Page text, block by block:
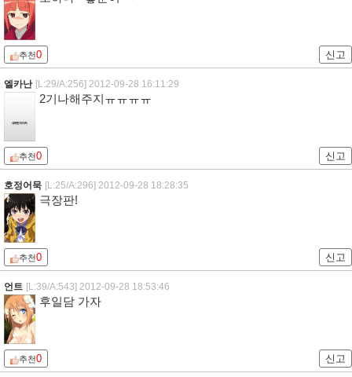
추천0 신고
엘카난 [L:29/A:256] 2012-09-28 16:11:29
2기나해주지ㅠㅠㅠㅠ
추천0 신고
호정어묵 [L:25/A:296] 2012-09-28 18:28:35
극장판!
추천0 신고
언트 [L:39/A:543] 2012-09-28 18:53:46
후일담 가자
추천0 신고